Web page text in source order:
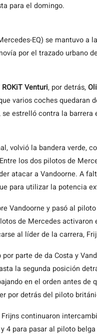
para el domingo.
EQ) se mantuvo a
por el trazado urbano
ROKiT Venturi, por detrás,
varios coches
se estrelló contra la barrera
volvió la bandera verde,
los dos pilotos de
atacar a Vandoorne. A
para utilizar la potencia
Vandoorne y pasó al
de Mercedes
al líder de la carrera,
parte de da Costa y
la segunda posición
en el orden antes de
por detrás del piloto
continuaron
4 para pasar al piloto